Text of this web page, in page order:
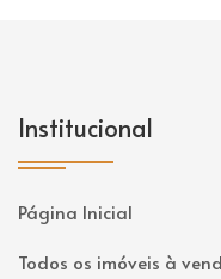
Institucional
Página Inicial
Todos os imóveis à